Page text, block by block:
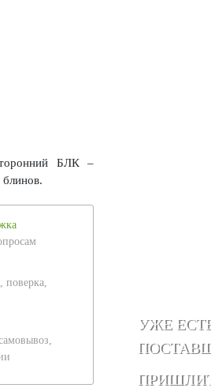
БЛК –
блинов.
поверка,
УЖЕ